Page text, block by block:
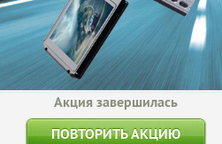
Акция завершилась
ПОВТОРИТЬ АКЦИЮ